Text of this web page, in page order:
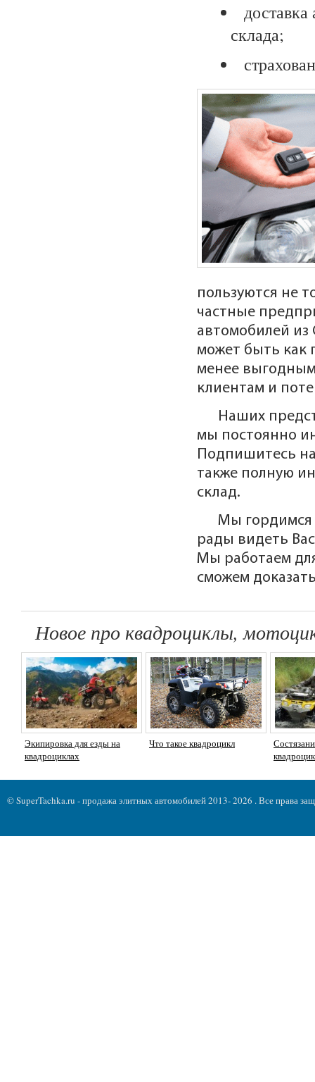
склада;
пользуются не
частные
автомобилей
может быть как
менее
клиентам и
Наших
мы постоянно
Подпишитесь
также полную
склад.
Мы гордимся
рады видеть
Мы работаем
сможем
Новое про квадроциклы,
Экипировка для езды на
квадроциклах
Что такое квадроцикл
© SuperTachka.ru - продажа элитных автомобилей 2013- 2026 . Все права